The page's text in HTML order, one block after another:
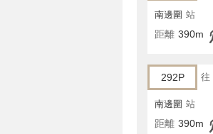
南邊圍 站
距離 390m
292P 往
南邊圍 站
距離 390m